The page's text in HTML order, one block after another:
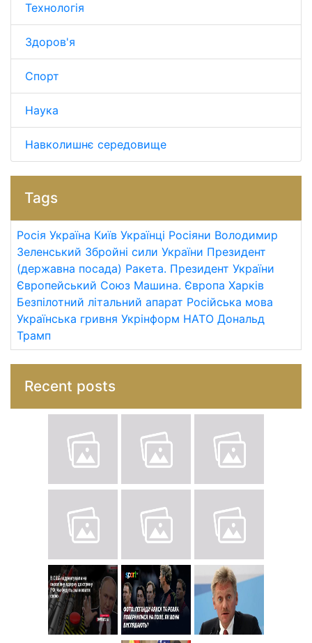
Технологія
Здоров'я
Спорт
Наука
Навколишнє середовище
Tags
Росія Україна Київ Українці Росіяни Володимир
Зеленський Збройні сили України Президент
(державна посада) Ракета. Президент України
Європейський Союз Машина. Європа Харків
Безпілотний літальний апарат Російська мова
Українська гривня Укрінформ НАТО Дональд
Трамп
Recent posts